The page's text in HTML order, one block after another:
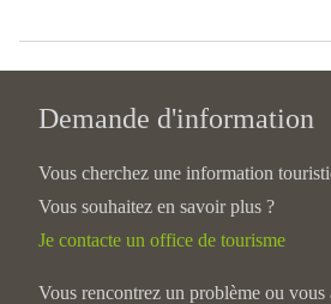
Demande d'information
Vous cherchez une information
Vous souhaitez en savoir plus ?
Je contacte un office de tourisme
Vous rencontrez un problème ou vous